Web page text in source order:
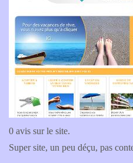
0 avis sur le site.
Super site, un peu déçu, pas